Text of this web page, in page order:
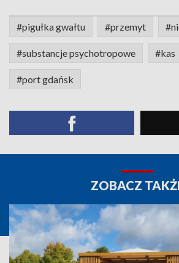
#pigułka gwałtu #przemyt
#substancje psychotropowe #kas
#port gdańsk
ZOBACZ